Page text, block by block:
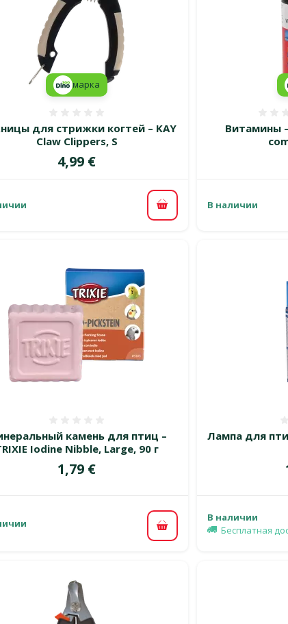
для стрижки когтей – KAY
Claw Clippers, S
Цена
4,99 €
марка
В корзину
Витамины
В наличии
камень для птиц –
Iodine Nibble, Large, 90 г
Цена
1,79 €
В корзину
Лампа для
В наличии
Бесплатная